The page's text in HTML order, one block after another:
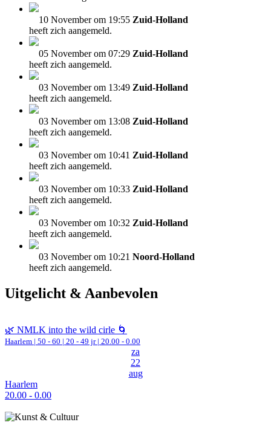
10 November om 19:55 Zuid-Holland
heeft zich aangemeld.
05 November om 07:29 Zuid-Holland
heeft zich aangemeld.
03 November om 13:49 Zuid-Holland
heeft zich aangemeld.
03 November om 13:08 Zuid-Holland
heeft zich aangemeld.
03 November om 10:41 Zuid-Holland
heeft zich aangemeld.
03 November om 10:33 Zuid-Holland
heeft zich aangemeld.
03 November om 10:32 Zuid-Holland
heeft zich aangemeld.
03 November om 10:21 Noord-Holland
heeft zich aangemeld.
Uitgelicht & Aanbevolen
🌿 NMLK into the wild cirle 🌀
Haarlem | 50 - 60 | 20 - 49 jr | 20.00 - 0.00
za
22
aug
Haarlem
20.00 - 0.00